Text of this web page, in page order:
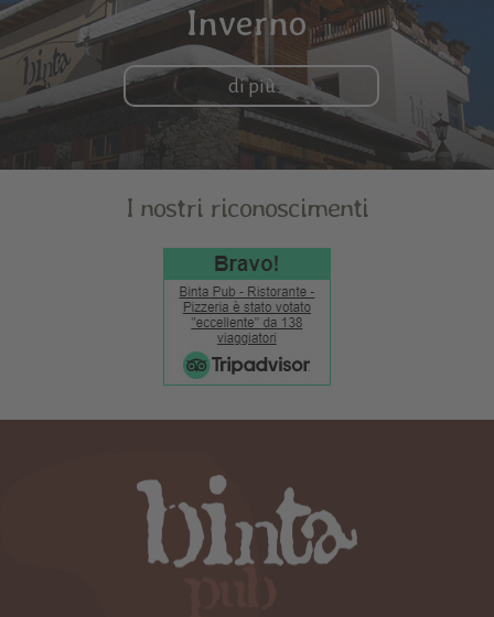
Inverno
di più
I nostri riconoscimenti